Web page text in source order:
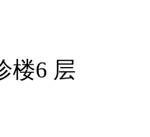
楼6 层